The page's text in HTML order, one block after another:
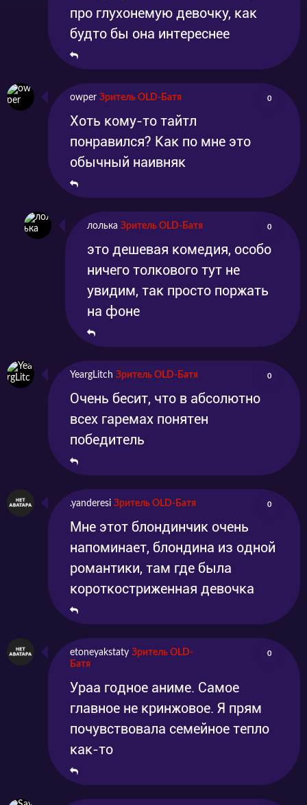
про глухонемую девочку, как
будто бы она интереснее
owper Зритель OLD-Батя 0
Хоть кому-то тайтл
понравился? Как по мне это
обычный наивняк
лолька Зритель OLD-Батя 0
это дешевая комедия, особо
ничего толкового тут не
увидим, так просто поржать
на фоне
YeargLitch Зритель OLD-Батя 0
Очень бесит, что в абсолютно
всех гаремах понятен
победитель
.yanderesi Зритель OLD-Батя 0
Мне этот блондинчик очень
напоминает, блондина из одной
романтики, там где была
короткостриженная девочка
etoneyakstaty Зритель OLD-
Батя
0
Ураа годное аниме. Самое
главное не кринжовое. Я прям
почувствовала семейное тепло
как-то